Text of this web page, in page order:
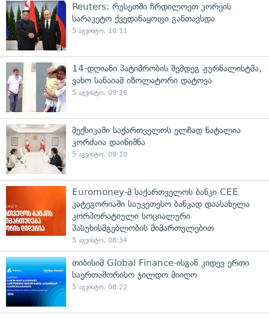
Reuters: რუსეთში ჩრდილოეთ კორეის
სარაკეტო ქვედანაყოფი განთავსდა
5 აგვისტო, 10:11
14-დღიანი პატიმრობის შემდეგ ჟურნალისტმა,
ვახო სანაიამ იზოლატორი დატოვა
5 აგვისტო, 09:26
მექსიკაში საქართველოს ელჩად ნატალია
კორძაია დაინიშნა
5 აგვისტო, 09:10
Euromoney-მ საქართველოს ბანკი CEE
კატეგორიაში საუკეთესო ბანკად დაასახელა
კორპორატიული სოციალური
პასუხისმგებლობის მიმართულებით
5 აგვისტო, 08:34
თიბისიმ Global Finance-ისგან კიდევ ერთი
საერთაშორისო ჯილდო მიიღო
5 აგვისტო, 08:22